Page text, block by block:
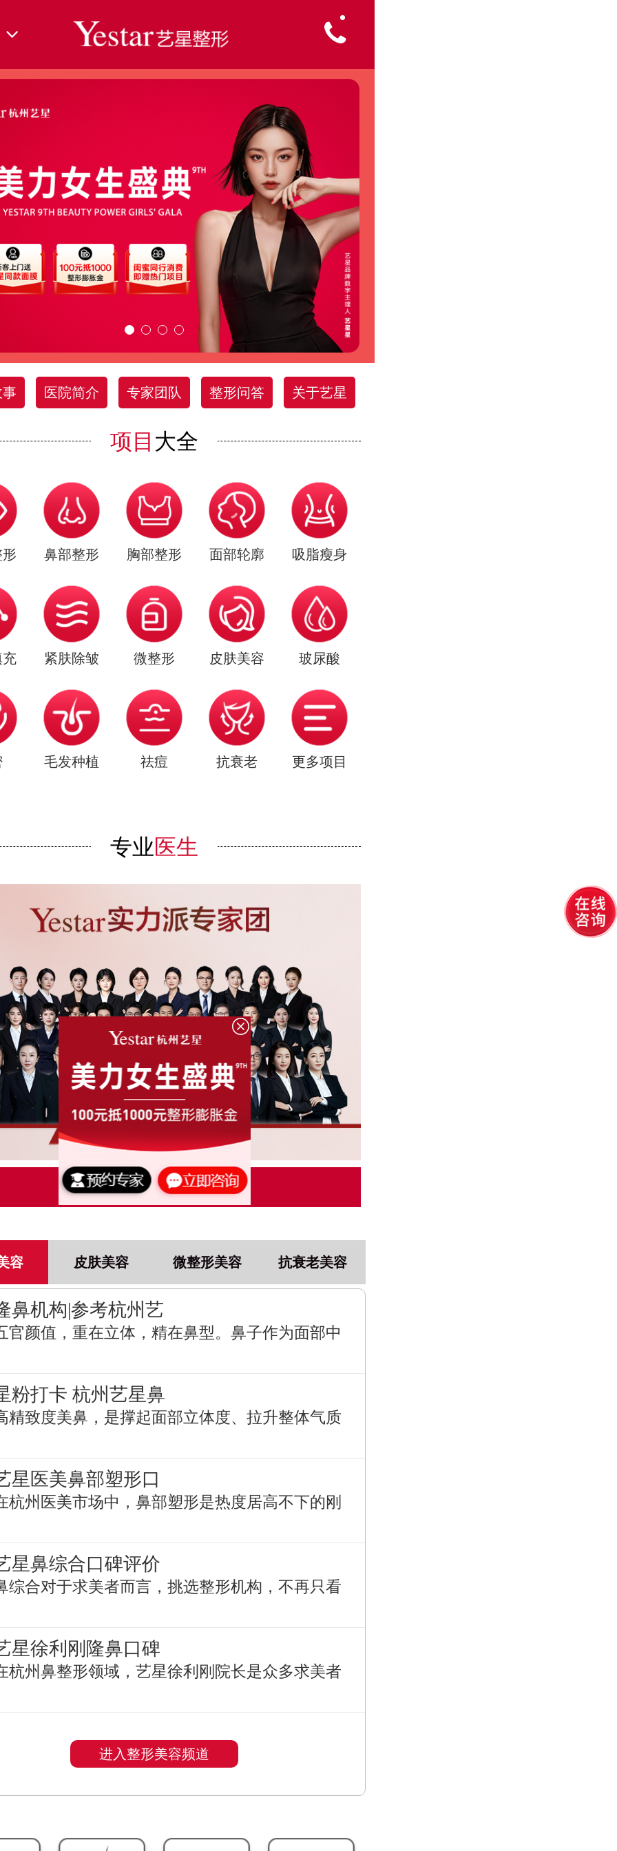
事 医院简介 专家团队 整形问答 关于艺星
项目 大全
鼻部整形 胸部整形 面部轮廓 吸脂瘦身
充 紧肤除皱 微整形 皮肤美容 玻尿酸
毛发种植 祛痘 抗衰老 更多项目
专业医生
点击了解更多
容 皮肤美容 微整形美容 抗衰老美容
鼻机构|参考杭州艺
官颜值，重在立体，精在鼻型。鼻子作为面部中
粉打卡 杭州艺星鼻
精致度美鼻，是撑起面部立体度、拉升整体气质
星医美鼻部塑形口
杭州医美市场中，鼻部塑形是热度居高不下的刚
星鼻综合口碑评价
综合对于求美者而言，挑选整形机构，不再只看
星徐利刚隆鼻口碑
杭州鼻整形领域，艺星徐利刚院长是众多求美者
进入整形美容频道